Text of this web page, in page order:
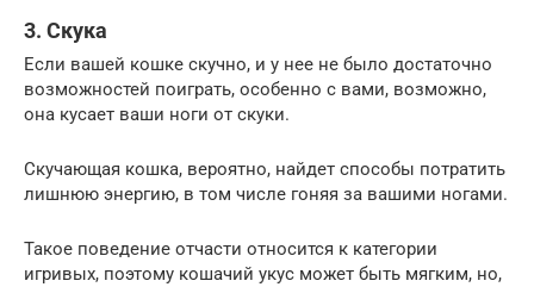
3. Скука
Если вашей кошке скучно, и у нее не было достаточно
возможностей поиграть, особенно с вами, возможно,
она кусает ваши ноги от скуки.
Скучающая кошка, вероятно, найдет способы потратить
лишнюю энергию, в том числе гоняя за вашими ногами.
Такое поведение отчасти относится к категории
игривых, поэтому кошачий укус может быть мягким, но,